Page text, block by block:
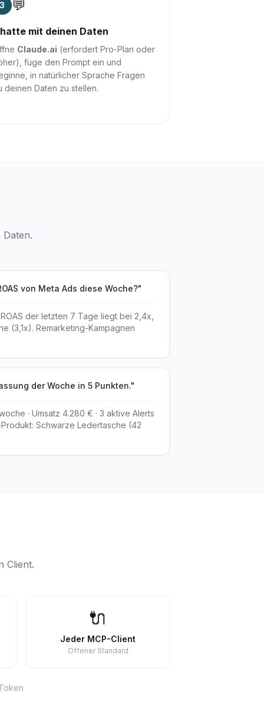
3 💬
mit deinen Daten
Claude.ai (erfordert Pro-Plan oder
füge den Prompt ein und
in natürlicher Sprache Fragen
deinen Daten zu stellen.
von Meta Ads diese Woche?"
der letzten 7 Tage liegt bei 2,4x,
(3,1x). Remarketing-Kampagnen
der Woche in 5 Punkten."
· Umsatz 4.280 € · 3 aktive Alerts
Produkt: Schwarze Ledertasche (42
Client.
🔌
Jeder MCP-Client
Offener Standard